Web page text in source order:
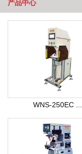
产品中心
WNS-250EC ...